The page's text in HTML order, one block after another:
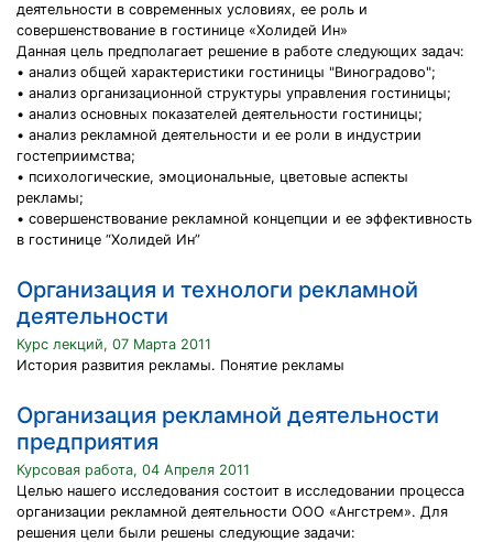
деятельности в современных условиях, ее роль и
совершенствование в гостинице «Холидей Ин»
Данная цель предполагает решение в работе следующих задач:
• анализ общей характеристики гостиницы "Виноградово";
• анализ организационной структуры управления гостиницы;
• анализ основных показателей деятельности гостиницы;
• анализ рекламной деятельности и ее роли в индустрии
гостеприимства;
• психологические, эмоциональные, цветовые аспекты
рекламы;
• совершенствование рекламной концепции и ее эффективность
в гостинице “Холидей Ин”
Организация и технологи рекламной
деятельности
Курс лекций, 07 Марта 2011
История развития рекламы. Понятие рекламы
Организация рекламной деятельности
предприятия
Курсовая работа, 04 Апреля 2011
Целью нашего исследования состоит в исследовании процесса
организации рекламной деятельности ООО «Ангстрем». Для
решения цели были решены следующие задачи: